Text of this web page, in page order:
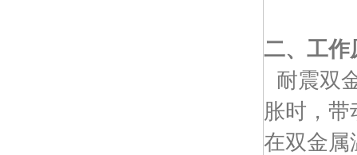
二、工作
耐震双
胀时，
在双金属